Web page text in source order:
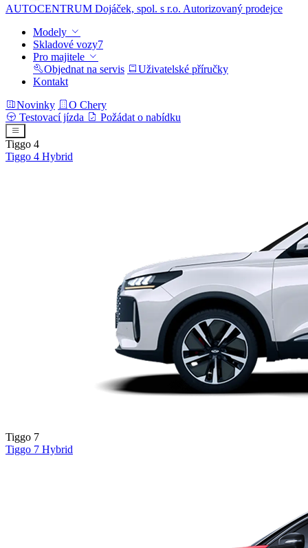
AUTOCENTRUM Dojáček, spol. s r.o. Autorizovaný prodejce
Modely
Skladové vozy7
Pro majitele
Objednat na servis
Uživatelské příručky
Kontakt
Novinky
O Chery
Testovací jízda
Požádat o nabídku
Tiggo 4
Tiggo 4 Hybrid
Tiggo 7
Tiggo 7 Hybrid